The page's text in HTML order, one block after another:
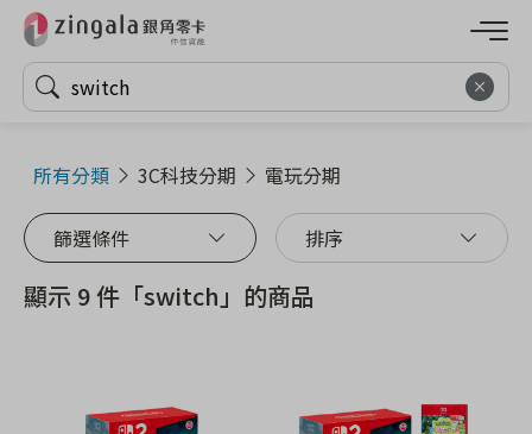
所有分類 3C科技分期 電玩分期
篩選條件 排序
顯示 9 件「switch」的商品